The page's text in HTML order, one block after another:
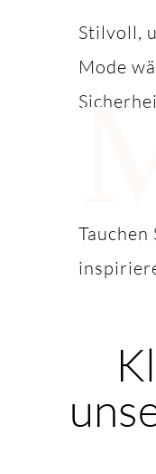
Stilvoll,
Mode